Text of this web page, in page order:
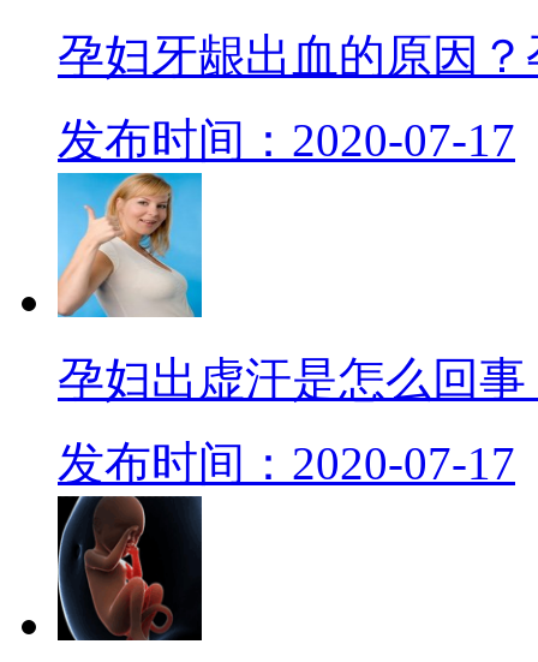
孕妇牙龈出血的原因
发布时间：2020-07-17
孕妇出虚汗是怎么回
发布时间：2020-07-17